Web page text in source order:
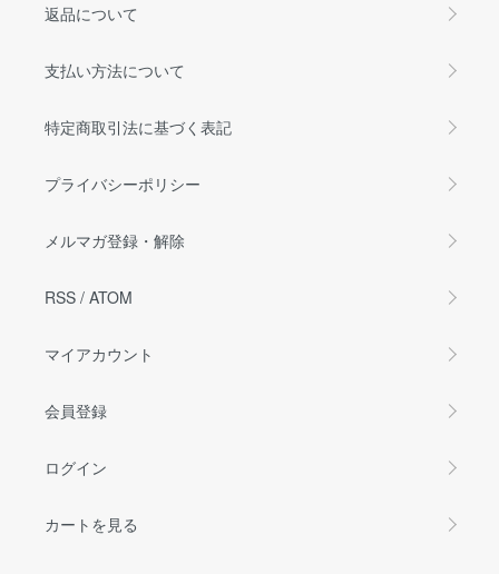
返品について
支払い方法について
特定商取引法に基づく表記
プライバシーポリシー
メルマガ登録・解除
RSS / ATOM
マイアカウント
会員登録
ログイン
カートを見る